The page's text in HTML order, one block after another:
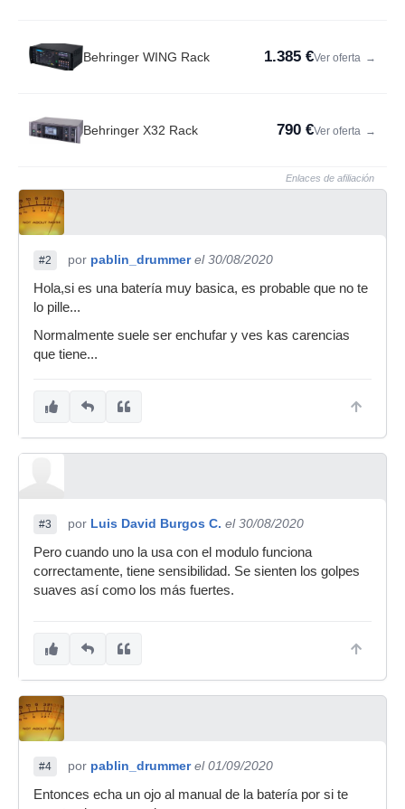
Behringer WING Rack 1.385 €Ver oferta →
Behringer X32 Rack 790 €Ver oferta →
Enlaces de afiliación
#2 por pablin_drummer el 30/08/2020
Hola,si es una batería muy basica, es probable que no te
lo pille...
Normalmente suele ser enchufar y ves kas carencias
que tiene...
#3 por Luis David Burgos C. el 30/08/2020
Pero cuando uno la usa con el modulo funciona
correctamente, tiene sensibilidad. Se sienten los golpes
suaves así como los más fuertes.
#4 por pablin_drummer el 01/09/2020
Entonces echa un ojo al manual de la batería por si te